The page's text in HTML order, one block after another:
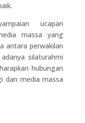
ucapan
massa yang
antara perwakilan
silaturahmi
hubungan
dan media massa